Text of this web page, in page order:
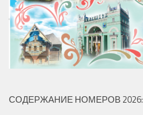
СОДЕРЖАНИЕ НОМЕРОВ 2026: